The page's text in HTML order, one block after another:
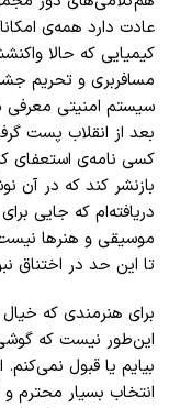
عادت دارد همه‌ی
کیمیایی که حالا
مسافر‌بری و تحریم
سیستم امنیتی
بعد از انقلاب پست
کسی نامه‌ی استعفای
بازنشر کند که در آن
دریافته‌ام که جایی
موسیقی و هنرها
تا این حد در اختناق
برای هنرمندی که خیال
این‌طور نیست که
بیایم یا قبول
انتخاب بسیار محترم